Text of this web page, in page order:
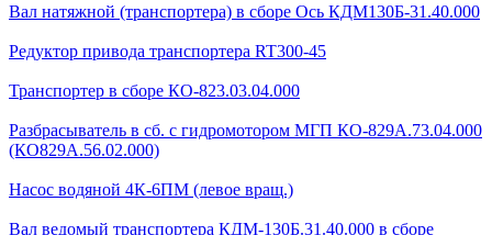
Вал натяжной (транспортера) в сборе Ось КДМ130Б-31.40.000
Редуктор привода транспортера RT300-45
Транспортер в сборе КО-823.03.04.000
Разбрасыватель в сб. с гидромотором МГП КО-829А.73.04.000
(КО829А.56.02.000)
Насос водяной 4К-6ПМ (левое вращ.)
Вал ведомый транспортера КДМ-130Б.31.40.000 в сборе